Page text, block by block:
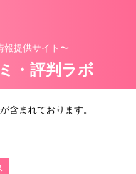
報提供サイト〜
・評判ラボ
含まれております。